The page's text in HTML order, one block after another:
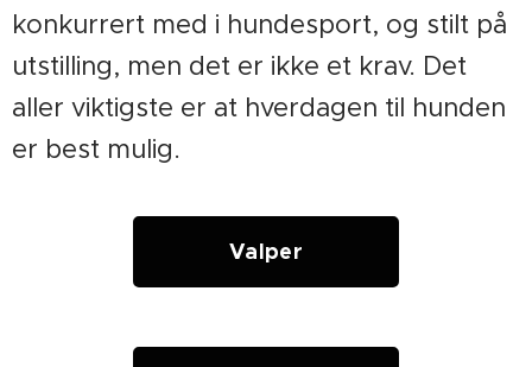
konkurrert med i hundesport, og stilt på
utstilling, men det er ikke et krav. Det
aller viktigste er at hverdagen til hunden
er best mulig.
Valper